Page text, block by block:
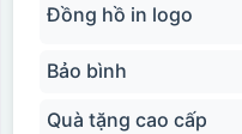
Đồng hồ in logo
Bảo bình
Quà tặng cao cấp